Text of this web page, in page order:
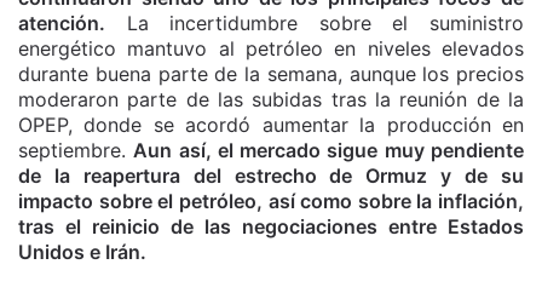
atención. La incertidumbre sobre el suministro
energético mantuvo al petróleo en niveles elevados
durante buena parte de la semana, aunque los precios
moderaron parte de las subidas tras la reunión de la
OPEP, donde se acordó aumentar la producción en
septiembre.Aun así, el mercado sigue muy pendiente
de la reapertura del estrecho de Ormuz y de su
impacto sobre el petróleo, así como sobre la inflación,
tras el reinicio de las negociaciones entre Estados
Unidos e Irán.